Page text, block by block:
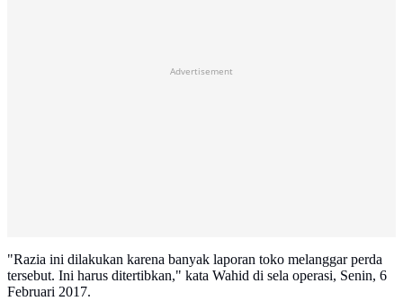
Advertisement
"Razia ini dilakukan karena banyak laporan toko melanggar perda
tersebut. Ini harus ditertibkan," kata Wahid di sela operasi, Senin, 6
Februari 2017.